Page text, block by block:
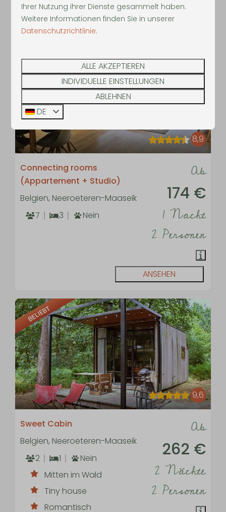
ANSEHEN
8,9
Ab
174 €
1 Nacht
2 Personen
Connecting rooms
(Appartement + Studio)
Belgien, Neeroeteren-Maaseik
7
3 Nein
ANSEHEN
BELIEBT
9,6
Ab
262 €
2 Nächte
2 Personen
Sweet Cabin
Belgien, Neeroeteren-Maaseik
2
1
Nein
Mitten im Wald
Tiny house
Romantisch
Ihrer Nutzung ihrer Dienste gesammelt haben.
Weitere Informationen finden Sie in unserer
Datenschutzrichtlinie.
ALLE AKZEPTIEREN
INDIVIDUELLE EINSTELLUNGEN
ABLEHNEN
DE